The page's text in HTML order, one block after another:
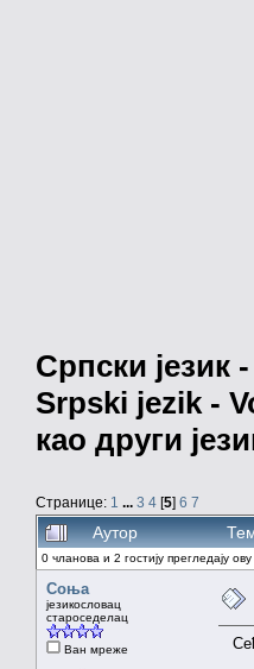
Српски
Srpski jezik -
као други
Странице: 1 ... 3 4 [5] 6 7
Аутор
0 чланова и 2 гостију прегледају ову
Соња
језикословац
староседелац
Ван мреже